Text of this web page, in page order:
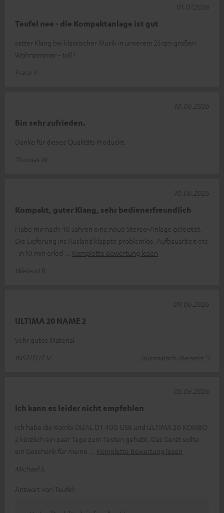
Teufel nee - die Kompaktanlage ist gut
satter Klang bei klassischer Musik in unserem 25 qm großen
Wohnzimmer - toll !
Franz F.
01.07.2026
Bin sehr zufrieden.
Danke für dieses Qualitäts Produckt.
Thomas W.
10.06.2026
Kompakt, guter Klang, sehr bedienerfreundlich
Habe mir nach 40 Jahren eine neue Stereo-Anlage geleistet.
Die Lieferung ins Ausland klappte problemlos. Aufbauarbeit etc
. in 10 min erled
Komplette Bewertung lesen
Wieland B.
10.06.2026
ULTIMA 20 NAME 2
Sehr gutes Material
INSTITUT V.
(automatisch übersetzt *)
09.06.2026
Ich kann es leider nicht empfehlen
Ich habe die Kombi DUAL DT 400 USB und ULTIMA 20 KOMBO
2 kürzlich ein paar Tage zum Testen gehabt. Das Gerät sollte
ein Geschenk für meine
Komplette Bewertung lesen
Michael S.
05.06.2026
Antwort von Teufel: